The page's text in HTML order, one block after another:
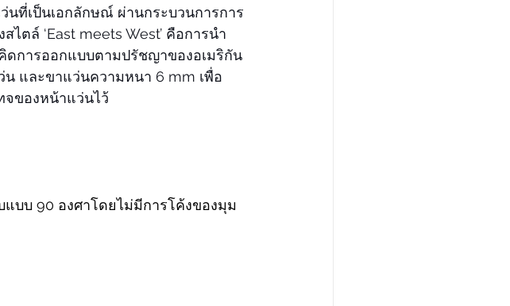
ที่เป็นเอกลักษณ์ ผ่านกระบวนการการ
ตล์ ‘East meets West’ คือการนำ
การออกแบบตามปรัชญาของอเมริกัน
และขาแว่นความหนา 6 mm เพื่อ
ของหน้าแว่นไว้
บบ 90 องศาโดยไม่มีการโค้งของมุม